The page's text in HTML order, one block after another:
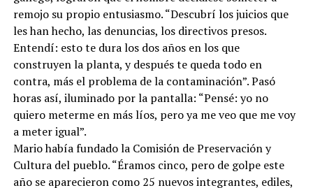
remojo su propio entusiasmo. “Descubrí los juicios que
les han hecho, las denuncias, los directivos presos.
Entendí: esto te dura los dos años en los que
construyen la planta, y después te queda todo en
contra, más el problema de la contaminación”. Pasó
horas así, iluminado por la pantalla: “Pensé: yo no
quiero meterme en más líos, pero ya me veo que me voy
a meter igual”.
Mario había fundado la Comisión de Preservación y
Cultura del pueblo. “Éramos cinco, pero de golpe este
año se aparecieron como 25 nuevos integrantes, ediles,